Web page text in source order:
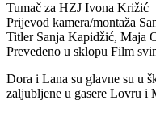
Tumač za HZJ Ivona Križić
Prijevod kamera/montaža
TitlerSanja Kapidžić, Maja
Prevedeno u sklopu Film
Dora i Lana su glavne su u
zaljubljene u gasere Lovru i